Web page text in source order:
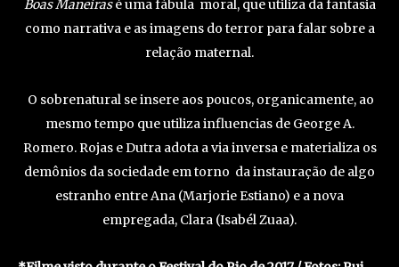
Boas Maneirasé uma fábula moral, que utiliza da fantasia
como narrativa e as imagens do terror para falar sobre a
relação maternal.
O sobrenatural se insere aos poucos, organicamente, ao
mesmo tempo que utiliza influencias de George A.
Romero. Rojas e Dutra adota a via inversa e materializa os
demônios da sociedade em torno da instauração de algo
estranho entre Ana (Marjorie Estiano) e a nova
empregada, Clara (Isabél Zuaa).